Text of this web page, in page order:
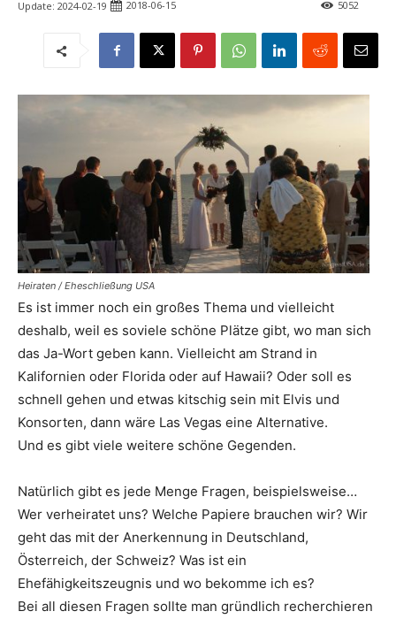
Update: 2024-02-19 2018-06-15 5052
Heiraten / Eheschließung USA
Es ist immer noch ein großes Thema und vielleicht
deshalb, weil es soviele schöne Plätze gibt, wo man sich
das Ja-Wort geben kann. Vielleicht am Strand in
Kalifornien oder Florida oder auf Hawaii? Oder soll es
schnell gehen und etwas kitschig sein mit Elvis und
Konsorten, dann wäre Las Vegas eine Alternative.
Und es gibt viele weitere schöne Gegenden.
Natürlich gibt es jede Menge Fragen, beispielsweise…
Wer verheiratet uns? Welche Papiere brauchen wir? Wir
geht das mit der Anerkennung in Deutschland,
Österreich, der Schweiz? Was ist ein
Ehefähigkeitszeugnis und wo bekomme ich es?
Bei all diesen Fragen sollte man gründlich recherchieren